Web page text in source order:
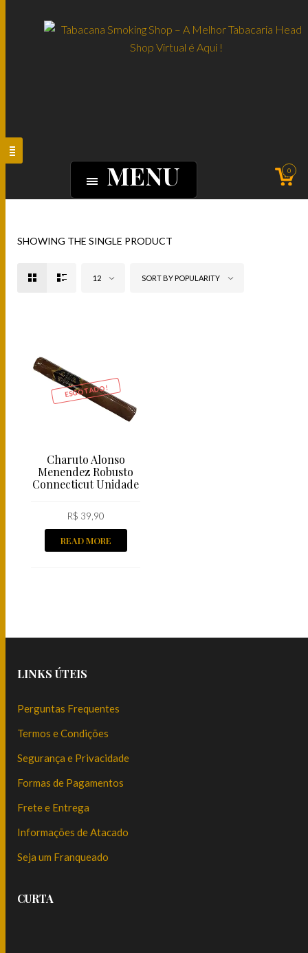
MENU 0
SHOWING THE SINGLE PRODUCT
12 SORT BY POPULARITY
ESGOTADO!
Charuto Alonso
Menendez Robusto
Connecticut Unidade
R$ 39,90
READ MORE
LINKS ÚTEIS
Perguntas Frequentes
Termos e Condições
Segurança e Privacidade
Formas de Pagamentos
Frete e Entrega
Informações de Atacado
Seja um Franqueado
CURTA